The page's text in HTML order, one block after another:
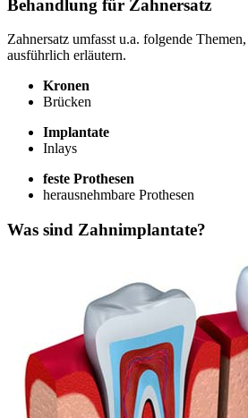
Behandlung für Zahnersatz
Zahnersatz umfasst u.a. folgende
ausführlich erläutern.
Kronen
Brücken
Implantate
Inlays
feste Prothesen
herausnehmbare Prothesen
Was sind Zahnimplantate?